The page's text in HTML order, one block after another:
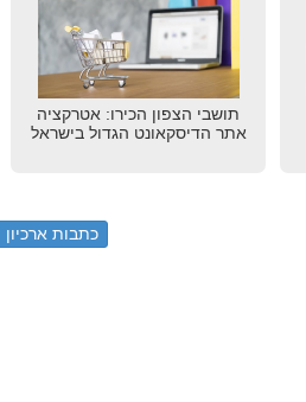
תושבי הצפון הכירו: אטרקציה
אתר הדיסקאונט הגדול בישראל
כתבות ארכיון